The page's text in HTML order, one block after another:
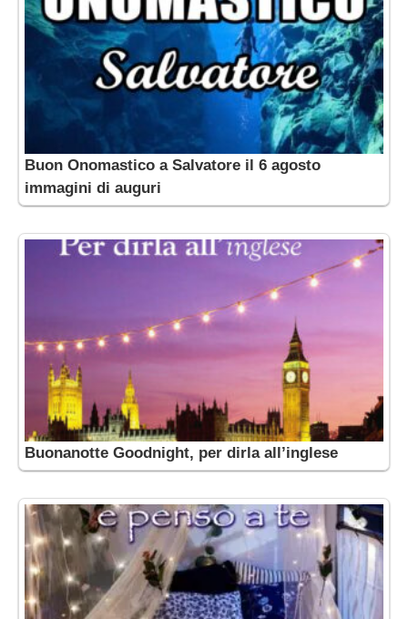
Buon Onomastico a Salvatore il 6 agosto
immagini di auguri
Buonanotte Goodnight, per dirla all’inglese